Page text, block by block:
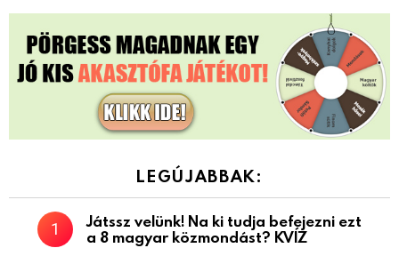
LEGÚJABBAK:
Játssz velünk! Na ki tudja befejezni ezt
a 8 magyar közmondást? KVÍZ